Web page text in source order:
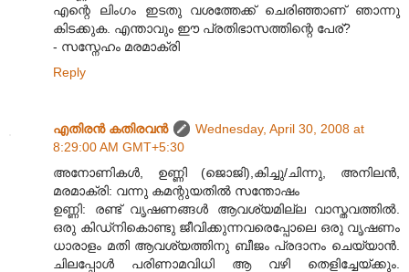
എന്റെ ലിംഗം ഇടതു വശത്തേക്ക് ചെരിഞ്ഞാണ്‌ ഞാന്നു
കിടക്കുക. എന്താവും ഈ പ്രതിഭാസത്തിന്റെ പേര്?
- സസ്നേഹം മരമാക്രി
Reply
എതിരന്‍ കതിരവന്‍
Wednesday, April 30, 2008 at
8:29:00 AM GMT+5:30
അനോണികള്‍, ഉണ്ണി (ജൊജി),കിച്ചു/ചിന്നു, അനിലന്‍,
മരമാക്രി: വന്നു കമന്റുയതില്‍ സന്തോഷം
ഉണ്ണി: രണ്ട് വൃഷണങ്ങള്‍ ആവശ്യമില്ല വാസ്തവത്തില്‍.
ഒരു കിഡ്നികൊണ്ടു ജീവിക്കുന്നവരെപ്പോലെ ഒരു വൃഷണം
ധാരാളം മതി ആവശ്യത്തിനു ബീജം പ്രദാനം ചെയ്യാന്‍.
ചിലപ്പോള്‍ പരിണാമവിധി ആ വഴി തെളിച്ചേയ്ക്കും.